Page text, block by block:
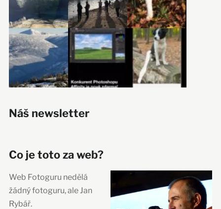
Náš newsletter
Co je toto za web?
Web Fotoguru nedělá
žádný fotoguru, ale Jan
Rybář.